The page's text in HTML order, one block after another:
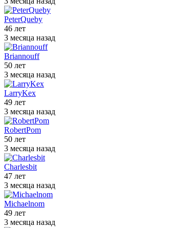
PeterQueby
46 лет
3 месяца назад
Briannouff
50 лет
3 месяца назад
LarryKex
49 лет
3 месяца назад
RobertPom
50 лет
3 месяца назад
Charlesbit
47 лет
3 месяца назад
Michaelnom
49 лет
3 месяца назад